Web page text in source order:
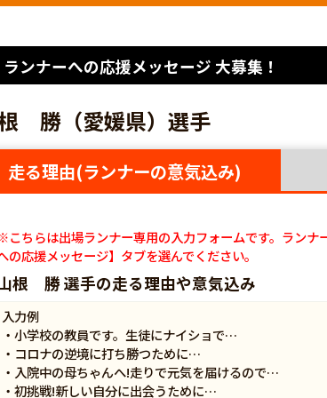
ンナーへの応援メッセージ 大募集！
勝（愛媛県）選手
走る理由(ランナーの意気込み)
こちらは出場ランナー専用の入力フォームです。ランナ
の応援メッセージ】タブを選んでください。
根 勝 選手の走る理由や意気込み
入力例
・小学校の教員です。生徒にナイショで…
・コロナの逆境に打ち勝つために…
・入院中の母ちゃんへ!走りで元気を届けるので…
・初挑戦!新しい自分に出会うために…